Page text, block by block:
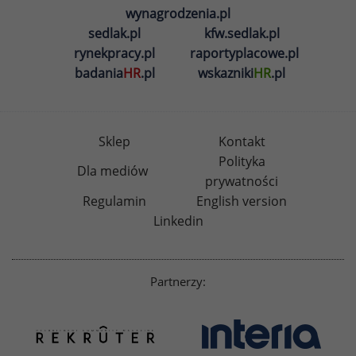
wynagrodzenia.pl
sedlak.pl
kfw.sedlak.pl
rynekpracy.pl
raportyplacowe.pl
badaniaHR.pl wskaznikiHR.pl
Sklep
Kontakt
Dla mediów
Polityka
prywatności
Regulamin
English version
Linkedin
Partnerzy: